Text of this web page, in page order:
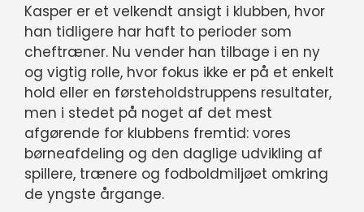
Kasper er et velkendt ansigt i klubben, hvor
han tidligere har haft to perioder som
cheftræner. Nu vender han tilbage i en ny
og vigtig rolle, hvor fokus ikke er på et enkelt
hold eller en førsteholdstruppens resultater,
men i stedet på noget af det mest
afgørende for klubbens fremtid: vores
børneafdeling og den daglige udvikling af
spillere, trænere og fodboldmiljøet omkring
de yngste årgange.